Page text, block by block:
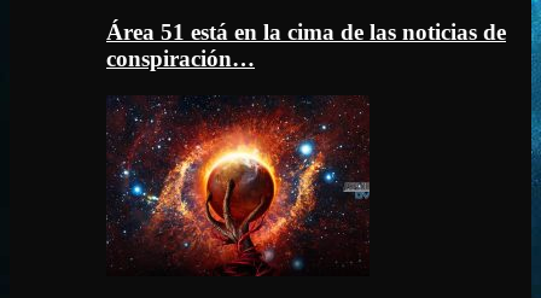
Área 51 está en la cima de las noticias de
conspiración…